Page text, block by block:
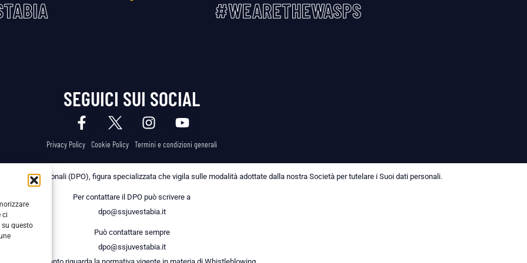
ci
questo
#WEARETHEWASPS
SEGUICI SUI SOCIAL
Privacy Policy Cookie Policy Termini e condizioni generali
dei Dati Personali (DPO), figura specializzata che vigila sulle modalità adottate dalla nostra Società per tutelare i Suoi dati personali.
Per contattare il DPO può scrivere a
dpo@ssjuvestabia.it
Può contattare sempre
dpo@ssjuvestabia.it